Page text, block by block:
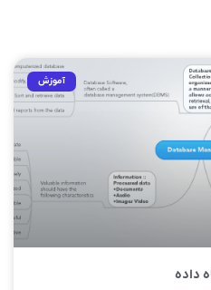
آموزش
داده